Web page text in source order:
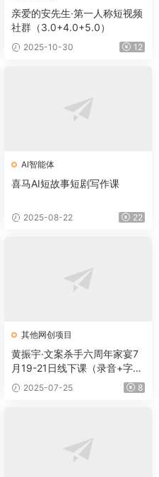
亲爱的安先生·第一人称短视频
社群（3.0+4.0+5.0）
2025-10-30 12
AI智能体
喜马AI短故事短剧写作课
2025-08-22 22
其他网创项目
黄振宇·文案杀手六周年家宴7
月19-21日线下课（录音+字幕
+PPT）
2025-07-25 8